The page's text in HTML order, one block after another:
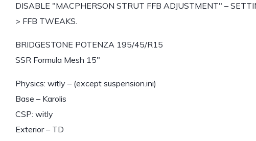
DISABLE "MACPHERSON STRUT FFB ADJUSTMENT" –
> FFB TWEAKS.
BRIDGESTONE POTENZA 195/45/R15
SSR Formula Mesh 15"
Physics: witly – (except suspension.ini)
Base – Karolis
CSP: witly
Exterior – TD